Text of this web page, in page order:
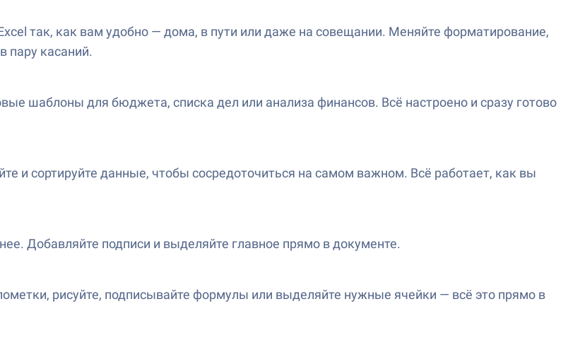
так, как вам удобно — дома, в пути или даже на совещании. Меняйте форматирование,
пару касаний.
шаблоны для бюджета, списка дел или анализа финансов. Всё настроено и сразу готово
и сортируйте данные, чтобы сосредоточиться на самом важном. Всё работает, как вы
Добавляйте подписи и выделяйте главное прямо в документе.
рисуйте, подписывайте формулы или выделяйте нужные ячейки — всё это прямо в